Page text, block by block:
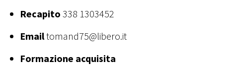
Recapito 338 1303452
Emailtomand75@libero.it
Formazione acquisita